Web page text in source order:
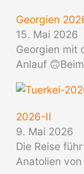
Georgien
15. Mai 2026
Georgien mit
Anlauf
2026-II
9. Mai 2026
Die Reise
Anatolien